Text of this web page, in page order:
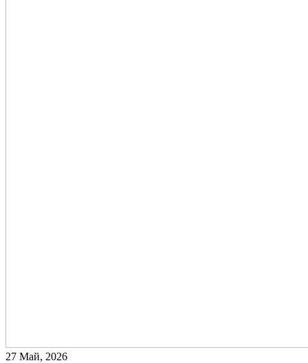
27 Май, 2026